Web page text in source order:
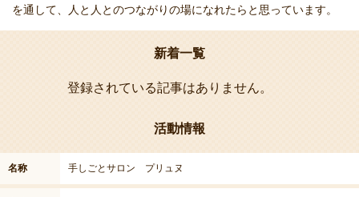
を通して、人と人とのつながりの場になれたらと思っています。
新着一覧
登録されている記事はありません。
活動情報
名称 手しごとサロン プリュヌ